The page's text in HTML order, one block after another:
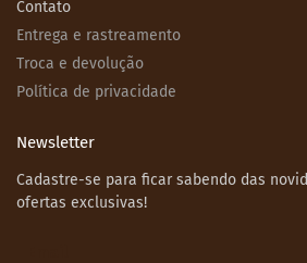
Contato
Entrega e rastreamento
Troca e devolução
Política de privacidade
Newsletter
Cadastre-se para ficar sabendo das
ofertas exclusivas!